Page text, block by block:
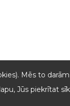
Mēs to
Jūs piekrītat